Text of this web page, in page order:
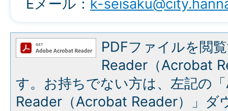
Eメール： k-
PDFファイルを閲
Reader（Acrobat
す。お持ちでない方は、左記の
Reader（Acrobat Reader）」ダ